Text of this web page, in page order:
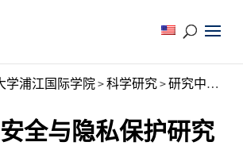
学浦江国际学院>科学研究>研究中心
全与隐私保护研究